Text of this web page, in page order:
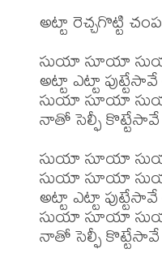
అట్టా రెచ్చగొట్టి
సుయా సూయా
అట్టా ఎట్టా
సుయా సూయా
నాతో సెల్ఫీ
సుయా సూయా
సుయా సూయా
అట్టా ఎట్టా
సుయా సూయా
నాతో సెల్ఫీ